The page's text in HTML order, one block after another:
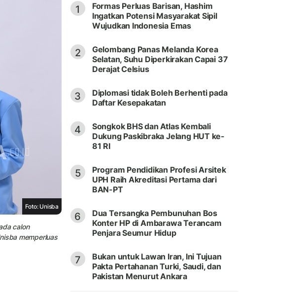
Foto: Unisba
calon
memperluas
1
Formas Perluas Barisan, Hashim
Ingatkan Potensi Masyarakat Sipil
Wujudkan Indonesia Emas
2
Gelombang Panas Melanda Korea
Selatan, Suhu Diperkirakan Capai 37
Derajat Celsius
3
Diplomasi tidak Boleh Berhenti pada
Daftar Kesepakatan
4
Songkok BHS dan Atlas Kembali
Dukung Paskibraka Jelang HUT ke-
81 RI
5
Program Pendidikan Profesi Arsitek
UPH Raih Akreditasi Pertama dari
BAN-PT
6
Dua Tersangka Pembunuhan Bos
Konter HP di Ambarawa Terancam
Penjara Seumur Hidup
7
Bukan untuk Lawan Iran, Ini Tujuan
Pakta Pertahanan Turki, Saudi, dan
Pakistan Menurut Ankara